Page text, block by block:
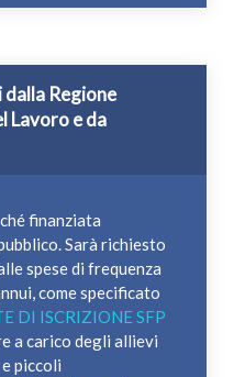
Regione
Lavoro e da
finanziata
Sarà richiesto
spese di frequenza
come specificato
DI ISCRIZIONE SFP
a carico degli allievi
piccoli